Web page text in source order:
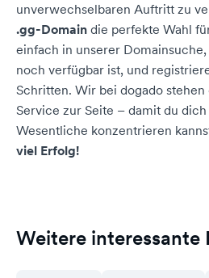
unverwechselbaren Auftritt zu
.gg-Domain die perfekte Wahl
einfach in unserer
noch verfügbar ist, und
Schritten. Wir bei dogado
Service zur Seite – damit du
Wesentliche konzentrieren
viel Erfolg!
Weitere interessante